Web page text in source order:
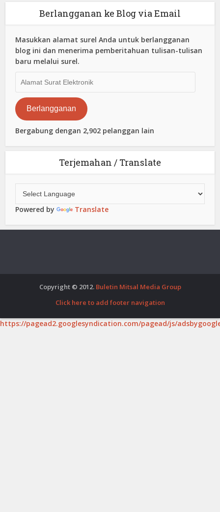
Berlangganan ke Blog via Email
Masukkan alamat surel Anda untuk berlangganan
blog ini dan menerima pemberitahuan tulisan-tulisan
baru melalui surel.
Surat
Elektronik
Berlangganan
Bergabung dengan 2,902 pelanggan lain
Terjemahan / Translate
Powered by Translate
Copyright © 2012. Buletin Mitsal Media Group
Click here to add footer navigation
https://pagead2.googlesyndication.com/pagead/js/